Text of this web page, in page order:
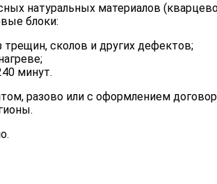
натуральных материалов
блоки:
сколов и других дефектов;
минут.
разово или с оформлением